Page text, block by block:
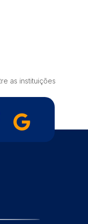
as instituições